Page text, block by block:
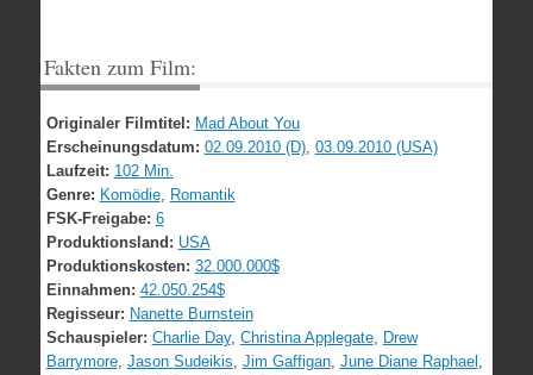
Fakten zum Film:
Originaler Filmtitel: Mad About You
Erscheinungsdatum: 02.09.2010 (D), 03.09.2010 (USA)
Laufzeit: 102 Min.
Genre: Komödie, Romantik
FSK-Freigabe: 6
Produktionsland: USA
Produktionskosten: 32.000.000$
Einnahmen: 42.050.254$
Regisseur: Nanette Burnstein
Schauspieler: Charlie Day, Christina Applegate, Drew
Barrymore, Jason Sudeikis, Jim Gaffigan, June Diane Raphael ,